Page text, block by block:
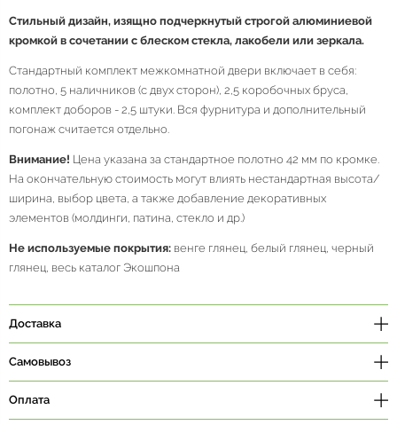
Стильный дизайн, изящно подчеркнутый строгой алюминиевой
кромкой в сочетании с блеском стекла, лакобели или зеркала.
Стандартный комплект межкомнатной двери включает в себя:
полотно, 5 наличников (с двух сторон), 2,5 коробочных бруса,
комплект доборов - 2,5 штуки. Вся фурнитура и дополнительный
погонаж считается отдельно.
Внимание! Цена указана за стандартное полотно 42 мм по кромке.
На окончательную стоимость могут влиять нестандартная высота/
ширина, выбор цвета, а также добавление декоративных
элементов (молдинги, патина, стекло и др.)
Не используемые покрытия: венге глянец, белый глянец, черный
глянец, весь каталог Экошпона
Доставка
Самовывоз
Оплата